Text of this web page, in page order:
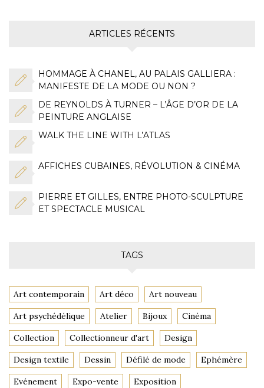
ARTICLES RÉCENTS
HOMMAGE À CHANEL, AU PALAIS GALLIERA :
MANIFESTE DE LA MODE OU NON ?
DE REYNOLDS À TURNER – L’ÂGE D’OR DE LA
PEINTURE ANGLAISE
WALK THE LINE WITH L’ATLAS
AFFICHES CUBAINES, RÉVOLUTION & CINÉMA
PIERRE ET GILLES, ENTRE PHOTO-SCULPTURE
ET SPECTACLE MUSICAL
TAGS
Art contemporain Art déco Art nouveau
Art psychédélique Atelier Bijoux Cinéma
Collection Collectionneur d'art Design
Design textile Dessin Défilé de mode Ephémère
Evénement Expo-vente Exposition